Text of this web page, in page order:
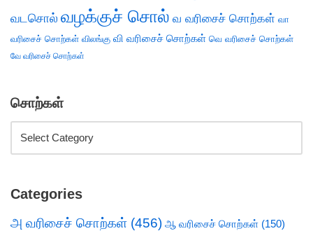
வடசொல் வழக்குச் சொல் வ வரிசைச் சொற்கள் வா
வரிசைச் சொற்கள் விலங்கு வி வரிசைச் சொற்கள் வெ வரிசைச் சொற்கள்
வே வரிசைச் சொற்கள்
சொற்கள்
Categories
அ வரிசைச் சொற்கள் (456) ஆ வரிசைச் சொற்கள் (150)